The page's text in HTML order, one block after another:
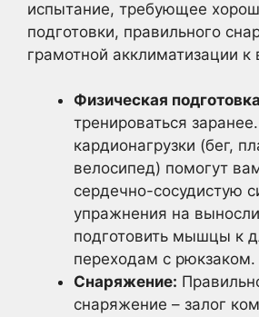
испытание, требующее
подготовки, правильного
грамотной акклиматизации к
Физическая
тренироваться
кардионагрузки (бег,
велосипед) помогут
сердечно-сосудистую
упражнения на
подготовить мышцы к
переходам с рюкзаком.
Снаряжение:
снаряжение – залог